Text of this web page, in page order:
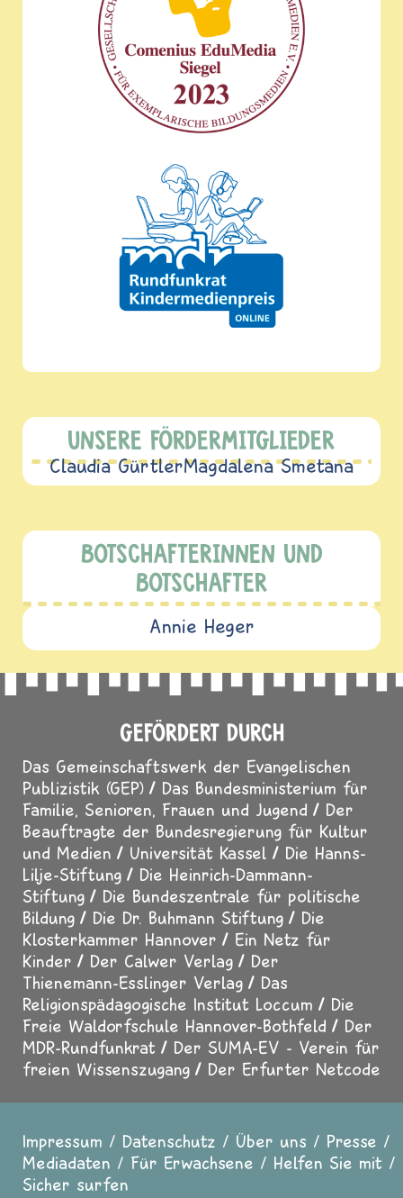
UNSERE FÖRDERMITGLIEDER
Claudia GürtlerMagdalena Smetana
BOTSCHAFTERINNEN UND
BOTSCHAFTER
Annie Heger
GEFÖRDERT DURCH
Das Gemeinschaftswerk der Evangelischen
Publizistik (GEP)
Das Bundesministerium für
Familie, Senioren, Frauen und Jugend
Der
Beauftragte der Bundesregierung für Kultur
und Medien
Universität Kassel
Die Hanns-
Lilje-Stiftung
Die Heinrich-Dammann-
Stiftung
Die Bundeszentrale für politische
Bildung
Die Dr. Buhmann Stiftung
Die
Klosterkammer Hannover
Ein Netz für
Kinder
Der Calwer Verlag
Der
Thienemann-Esslinger Verlag
Das
Religionspädagogische Institut Loccum
Die
Freie Waldorfschule Hannover-Bothfeld
Der
MDR-Rundfunkrat
Der SUMA-EV - Verein für
freien Wissenszugang
Der Erfurter Netcode
Fußzeile
Impressum Datenschutz Über uns
Presse
Mediadaten
Für Erwachsene
Helfen Sie mit
Sicher surfen